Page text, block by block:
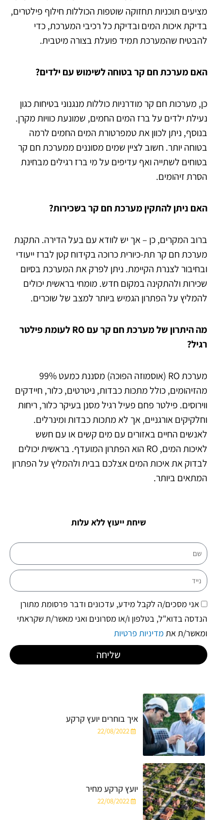
מציעים תוכניות תחזוקה שוטפות הכוללות חילוף פילטרים,
בדיקת איכות המים ובדיקת כל רכיבי המערכת, כדי
להבטיח שהמערכת תמיד פועלת בצורה מיטבית.
האם מערכת חם קר בטוחה לשימוש עם ילדים?
כן, מערכות חם קר מודרניות כוללות מנגנוני בטיחות כגון
נעילת ילדים על ברז המים החמים, שמונעת כוויות מקרן.
בנוסף, ניתן לכוון את טמפרטורת המים החמים לרמה
בטוחה יותר. חשוב לציין שמים מסוננים ממערכת חם קר
בטוחים לשתייה ואף עדיפים על מי ברז רגילים מבחינת
הסרת זיהומים.
האם ניתן להתקין מערכת חם קר בשכירות?
ברוב המקרים, כן – אך יש לוודא עם בעל הדירה. התקנת
מערכת חם קר תת-כיורית כרוכה בקידוח קטן לברז ייעודי
ובחיבור לצנרת הקיימת. ניתן לפרק את המערכת בסיום
שכירות ולהתקינה במקום חדש. מומחי בראשית יכולים
להמליץ על הפתרון הגמיש ביותר למצב של שוכרים.
מה היתרון של מערכת חם קר עם RO לעומת פילטר
רגיל?
מערכת RO (אוסמוזה הפוכה) מסננת כמעט 99%
מהזיהומים, כולל מתכות כבדות, ניטרטים, כלור, חיידקים
ווירוסים. פילטר פחם פעיל רגיל מסנן בעיקר כלור, ריחות
וחלקיקים אורגניים, אך לא מתכות כבדות ומינרלים.
לאנשים החיים באזורים עם מים קשים או עם חשש
לאיכות המים, RO הוא הפתרון המועדף. בראשית יכולים
לבדוק את איכות המים אצלכם בבית ולהמליץ על הפתרון
המתאים ביותר.
שיחת ייעוץ ללא עלות
שם
נייד
הסכמה
אני מסכים/ה לקבל מידע, עדכונים ודבר פרסומת מתורן
הנדסה בדוא"ל, בטלפון ו/או מסרונים ואני מאשר/ת שקראתי
ומאשר/ת את מדיניות פרטיות
שליחה
איך בוחרים יועץ קרקע
22/08/2022
יועץ קרקע מחיר
22/08/2022